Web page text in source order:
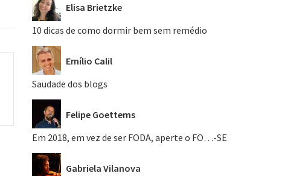
Elisa Brietzke
10 dicas de como dormir bem sem remédio
Emílio Calil
Saudade dos blogs
Felipe Goettems
Em 2018, em vez de ser FODA, aperte o FO…-SE
Gabriela Vilanova